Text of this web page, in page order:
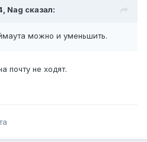
Nag сказал:
можно и уменьшить.
почту не ходят.